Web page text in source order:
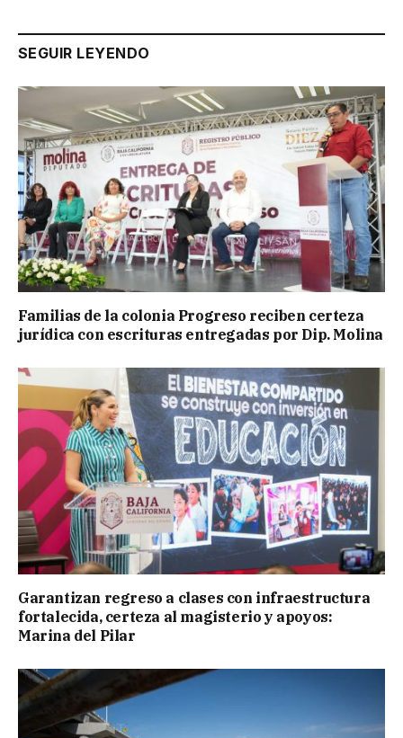
SEGUIR LEYENDO
Familias de la colonia Progreso reciben certeza
jurídica con escrituras entregadas por Dip. Molina
Garantizan regreso a clases con infraestructura
fortalecida, certeza al magisterio y apoyos:
Marina del Pilar